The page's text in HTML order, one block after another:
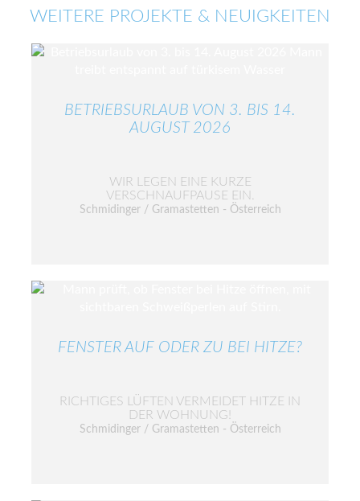
WEITERE PROJEKTE & NEUIGKEITEN
BETRIEBSURLAUB VON 3. BIS 14.
AUGUST 2026
WIR LEGEN EINE KURZE
VERSCHNAUFPAUSE EIN.
Schmidinger / Gramastetten - Österreich
FENSTER AUF ODER ZU BEI HITZE?
RICHTIGES LÜFTEN VERMEIDET HITZE IN
DER WOHNUNG!
Schmidinger / Gramastetten - Österreich